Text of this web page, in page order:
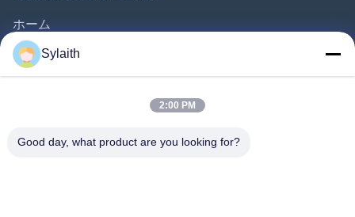
ホーム
製品
ビデオ
会社案内
Sylaith
2:00 PM
Good day, what product are you looking for?